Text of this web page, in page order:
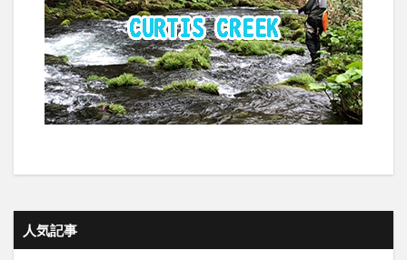
人気記事